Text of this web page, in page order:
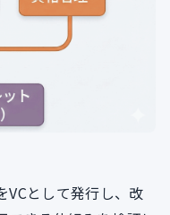
VCとして発行し、改